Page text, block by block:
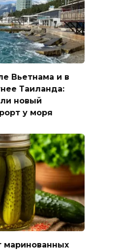
Вьетнама и в
Таиланда:
новый
у моря
маринованных